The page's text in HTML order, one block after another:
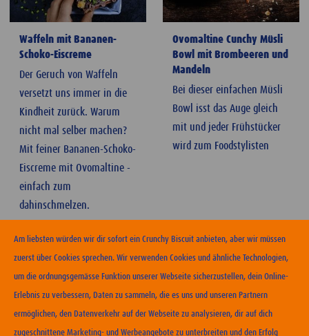
Waffeln mit Bananen-
Schoko-Eiscreme
Der Geruch von Waffeln
versetzt uns immer in die
Kindheit zurück. Warum
nicht mal selber machen?
Mit feiner Bananen-Schoko-
Eiscreme mit Ovomaltine -
einfach zum
dahinschmelzen.
Ovomaltine Cunchy Müsli
Bowl mit Brombeeren und
Mandeln
Bei dieser einfachen Müsli
Bowl isst das Auge gleich
mit und jeder Frühstücker
wird zum Foodstylisten
ERHÄLTLICHKEIT
Am liebsten würden wir dir sofort ein Crunchy Biscuit anbieten, aber wir müssen
zuerst über Cookies sprechen. Wir verwenden Cookies und ähnliche Technologien,
um die ordnungsgemässe Funktion unserer Webseite sicherzustellen, dein Online-
Erlebnis zu verbessern, Daten zu sammeln, die es uns und unseren Partnern
ermöglichen, den Datenverkehr auf der Webseite zu analysieren, dir auf dich
zugeschnittene Marketing- und Werbeangebote zu unterbreiten und den Erfolg